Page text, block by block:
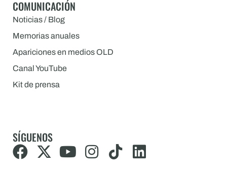
COMUNICACIÓN
Noticias / Blog
Memorias anuales
Apariciones en medios OLD
Canal YouTube
Kit de prensa
SÍGUENOS
F X Y I T L